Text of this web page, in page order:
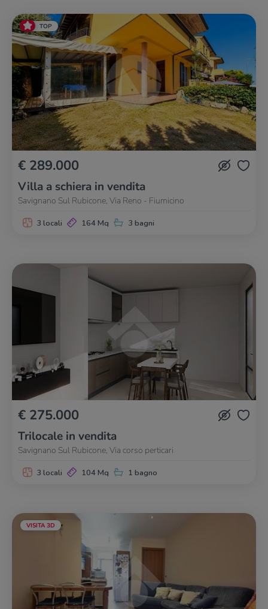
TOP
€ 289.000
Villa a schiera in vendita
Savignano Sul Rubicone, Via Reno - Fiumicino
3 locali 164 Mq 3 bagni
€ 275.000
Trilocale in vendita
Savignano Sul Rubicone, Via corso perticari
3 locali 104 Mq 1 bagno
VISITA 3D